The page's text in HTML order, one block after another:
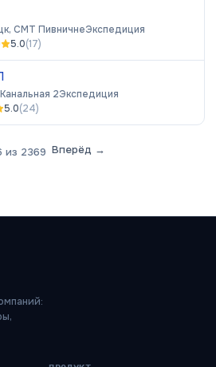
СМТ ПивничнеЭкспедиция
5.0(17)
2Экспедиция
5.0(24)
из 2369 Вперёд →